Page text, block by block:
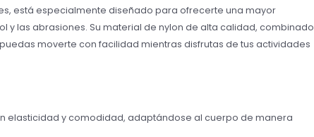
está especialmente diseñado para ofrecerte una mayor
y las abrasiones. Su material de nylon de alta calidad, combinado
moverte con facilidad mientras disfrutas de tus actividades
elasticidad y comodidad, adaptándose al cuerpo de manera